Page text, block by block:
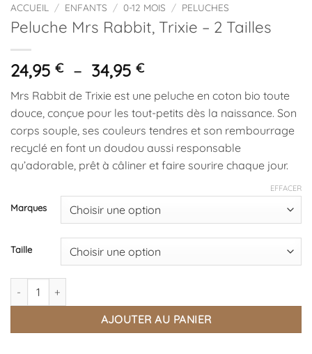
ACCUEIL / ENFANTS / 0-12 MOIS / PELUCHES
Peluche Mrs Rabbit, Trixie – 2 Tailles
24,95 € – 34,95 €Plage
prix :
24,95 €
à
34,95 €
Mrs Rabbit de Trixie est une peluche en coton bio toute
douce, conçue pour les tout-petits dès la naissance. Son
corps souple, ses couleurs tendres et son rembourrage
recyclé en font un doudou aussi responsable
qu’adorable, prêt à câliner et faire sourire chaque jour.
Marques
Taille
EFFACER
quantité de Peluche Mrs Rabbit, Trixie - 2 Tailles
AJOUTER AU PANIER